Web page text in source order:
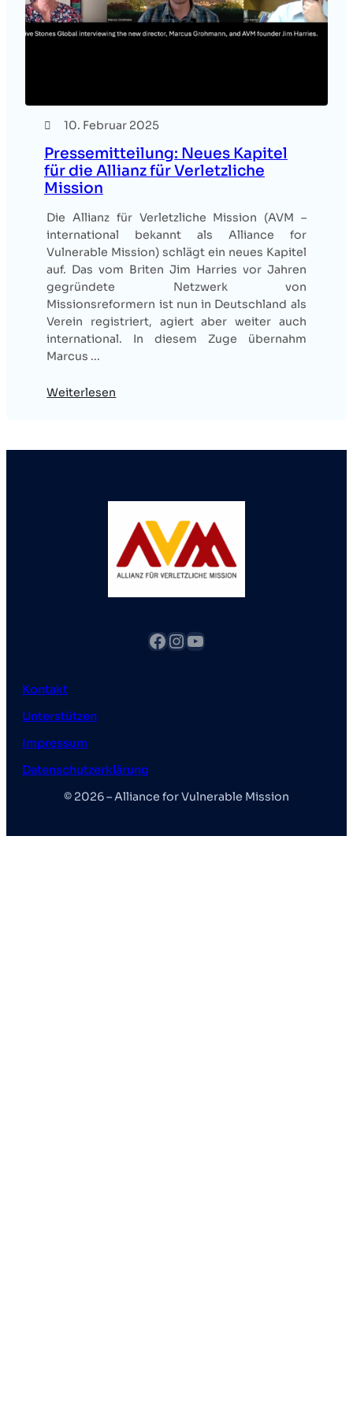
10. Februar 2025
Pressemitteilung: Neues Kapitel
für die Allianz für Verletzliche
Mission
Die Allianz für Verletzliche Mission (AVM –
international bekannt als Alliance for
Vulnerable Mission) schlägt ein neues Kapitel
auf. Das vom Briten Jim Harries vor Jahren
gegründete Netzwerk von
Missionsreformern ist nun in Deutschland als
Verein registriert, agiert aber weiter auch
international. In diesem Zuge übernahm
Marcus ...
Weiterlesen
Facebook InstagramYouTube
Kontakt
Unterstützen
Impressum
Datenschutzerklärung
© 2026 – Alliance for Vulnerable Mission